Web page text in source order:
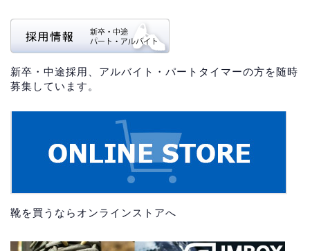
新卒・中途採用、アルバイト・パートタイマーの方を随時
募集しています。
靴を買うならオンラインストアへ